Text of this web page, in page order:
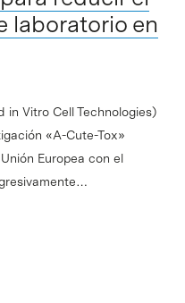
laboratorio en
in Vitro Cell Technologies)
«A-Cute-Tox»
Europea con el